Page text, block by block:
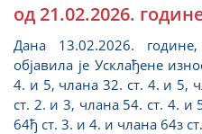
од 21.02.2026.
Дана 13.02.2026.
објавила је Усклађене
4. и 5, члана 32. ст. 4. и 5,
ст. 2. и 3, члана 54. ст. 4. и
64ђ ст. 3. и 4. и члана 64з